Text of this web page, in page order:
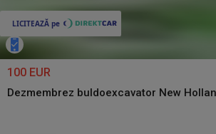
100 EUR
Dezmembrez buldoexcavator New